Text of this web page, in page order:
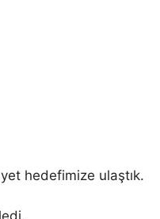
hedefimize ulaştık.